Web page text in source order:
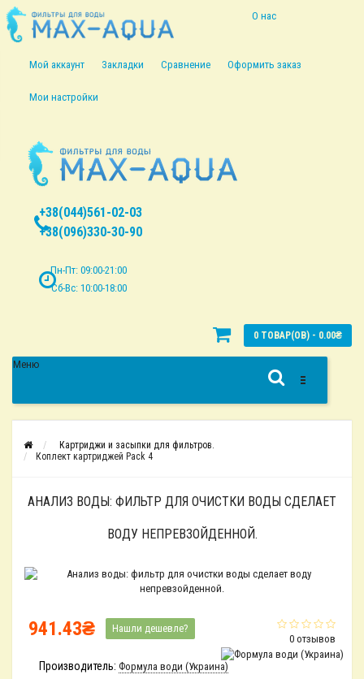
О нас
Мой аккаунт Закладки Сравнение Оформить заказ
Мои настройки
+38(044)561-02-03
+38(096)330-30-90
Пн-Пт: 09:00-21:00
Сб-Вс: 10:00-18:00
0 ТОВАР(ОВ) - 0.00₴
Меню
Картриджи и засыпки для фильтров.
Коплект картриджей Pack 4
АНАЛИЗ ВОДЫ: ФИЛЬТР ДЛЯ ОЧИСТКИ ВОДЫ СДЕЛАЕТ
ВОДУ НЕПРЕВЗОЙДЕННОЙ.
0 отзывов
941.43₴ Нашли дешевле?
Производитель: Формула води (Украина)